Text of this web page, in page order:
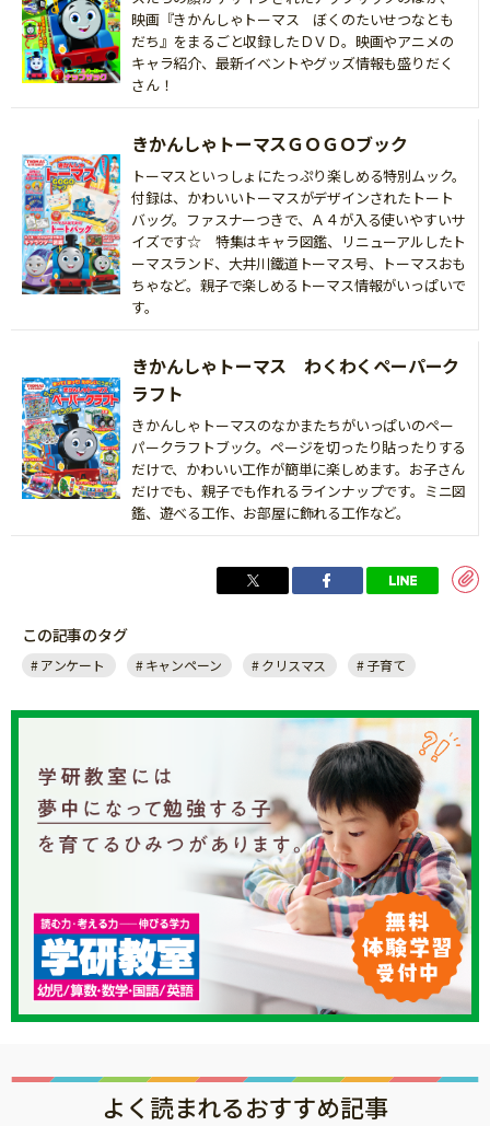
映画『きかんしゃトーマス ぼくのたいせつなとも
だち』をまるごと収録したＤＶＤ。映画やアニメの
キャラ紹介、最新イベントやグッズ情報も盛りだく
さん！
きかんしゃトーマスＧＯＧＯブック
トーマスといっしょにたっぷり楽しめる特別ムック。
付録は、かわいいトーマスがデザインされたトート
バッグ。ファスナーつきで、Ａ４が入る使いやすいサ
イズです☆ 特集はキャラ図鑑、リニューアルしたト
ーマスランド、大井川鐵道トーマス号、トーマスおも
ちゃなど。親子で楽しめるトーマス情報がいっぱいで
す。
きかんしゃトーマス わくわくペーパーク
ラフト
きかんしゃトーマスのなかまたちがいっぱいのペー
パークラフトブック。ページを切ったり貼ったりする
だけで、かわいい工作が簡単に楽しめます。お子さん
だけでも、親子でも作れるラインナップです。ミニ図
鑑、遊べる工作、お部屋に飾れる工作など。
この記事のタグ
アンケート キャンペーン クリスマス 子育て
よく読まれるおすすめ記事